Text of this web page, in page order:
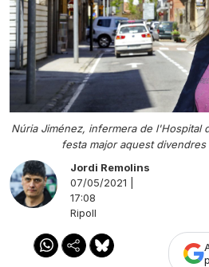
Núria Jiménez, infermera de l'Hospital
festa major aquest
Jordi Remolins
07/05/2021 |
17:08
Ripoll